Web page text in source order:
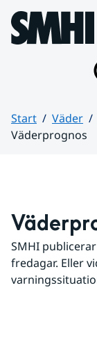
Hoppa till sidans
Start Väder
Väderprognos
SMHI
fredagar. Eller